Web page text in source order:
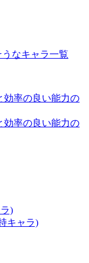
なキャラ一覧
効率の良い能力の
効率の良い能力の
)
キャラ)